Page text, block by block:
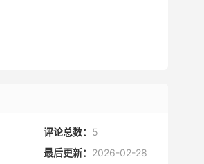
评论总数： 5
最后更新： 2026-02-28